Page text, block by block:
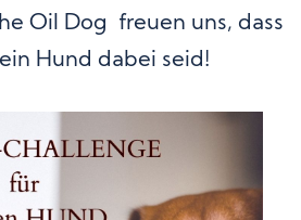
Oil Dog freuen uns, dass
Hund dabei seid!